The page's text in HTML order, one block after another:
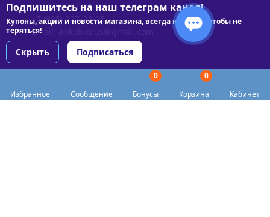
Избранное Сообщение
0
Бонусы
0
Корзина
Кабинет
+7 (495) 227-22-05
+7 (985) 227-22-05
Email: ankebiorus@gmail.com
Подпишитесь на наш телеграм канал!
Купоны, акции и новости магазина, всегда на связи чтобы не
теряться!
Скрыть Подписаться